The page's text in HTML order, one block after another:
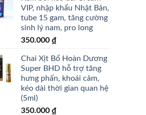
VIP, nhập khẩu Nhật Bản,
tube 15 gam, tăng cường
sinh lý nam, pro long
350.000 ₫
Chai Xịt Bổ Hoàn Dương
Super BHD hỗ trợ tăng
hưng phấn, khoái cảm,
kéo dài thời gian quan hệ
(5ml)
350.000 ₫